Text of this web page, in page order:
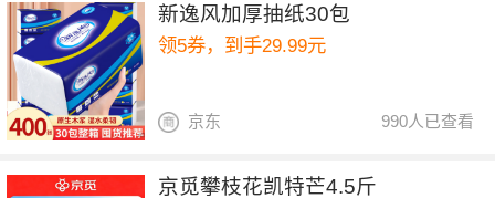
新逸风加厚抽纸30包
领5券，到手29.99元
990人已查看
京东
京觅攀枝花凯特芒4.5斤